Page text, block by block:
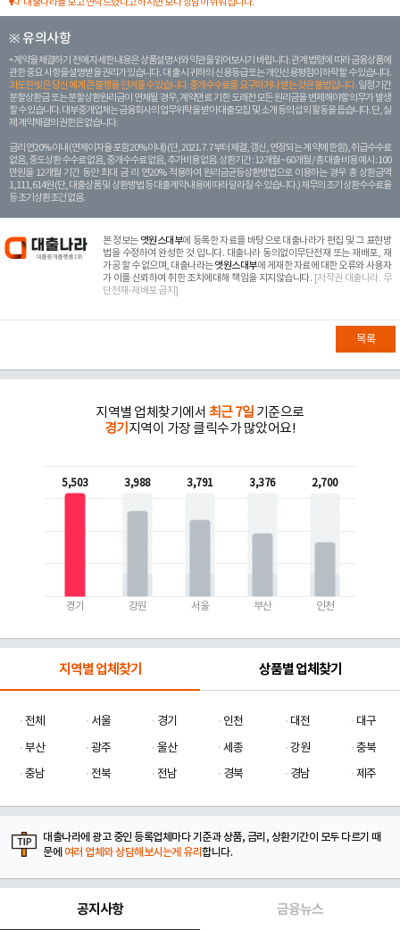
※ 유의사항
계약을 체결하기 전에 자세한 내용은 상품설명서와 약관을 읽어보시기 바랍니다. 관계 법령에 따라 금융상품에
관한 중요 사항을 설명받을 권리가 있습니다. 대 출 시 귀하의 신용등급 또는 개인신용평점이 하락할 수 있습니다.
과도한 빚은 당신 에게 큰 불행을 안겨줄 수 있습니다. 중개수수료를 요구하거나 받는 것은 불법입니다. 일정 기간
분할상환금 또는 분할상환원리금이 연체될 경우, 계약만료 기한 도래전 모든 원리금을 변제해야할 의무가 발생
할 수 있습니다. 대부중개업체는 금융회사의 업무위탁을 받아 대출모집 및 소개 등의 섭외 활동을 돕습니다. 단, 실
제 계약체결의 권한은 없습니다.
금리 연20% 이내 (연체이자율 포함 20% 이내) (단, 2021. 7. 7부터 체결, 갱신, 연장되는 계 약에 한함), 취급수수료
없음, 중도상환 수수료 없음, 중개수수료 없음, 추가비용 없음. 상환기간 : 12개월 ~ 60개월 / 총 대출 비용 예시 : 100
만원을 12개월 기간 동안 최대 금 리 연20% 적용하여 원리금균등상환방법으로 이용하는 경우 총 상환금액
1,111,614원 (단, 대출상품 및 상환방법 등 대출계약 내용에 따라 달라질 수 있습니다.) 채무의 조기 상환수수료율
등 조기상환조건 없음.
본 정보는 앳원스대부에 등록한 자료를 바탕으로 대출나라가 편집 및 그 표현방
법을 수정하여 완성한 것 입니다. 대출나라 동의없이무단전재 또는 재배포, 재
가공 할 수 없으며, 대출나라는앳원스대부에 게재한 자료에 대한 오류와 사용자
가 이를 신뢰하여 취한 조치에대해 책임을 지지않습니다. [저작권 대출나라. 무
단전재-재배포 금지]
목록
지역별 업체찾기에서 최근 7일 기준으로
경기 지역이 가장 클릭수가 많았어요!
5,503
경기
3,988
강원
3,791
서울
3,376
부산
2,700
인천
지역별 업체찾기 상품별 업체찾기
전체 서울 경기 인천 대전
대구
부산
광주 울산 세종 강원
충북
충남
전북 전남 경북 경남 제주
대출나라에 광고 중인 등록업체마다 기준과 상품, 금리, 상환기간이 모두 다르기 때
문에 여러 업체와 상담해보시는게 유리합니다.
공지사항 금융뉴스